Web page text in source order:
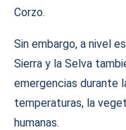
Corzo.
Sin embargo, a nivel
Sierra y la Selva
emergencias durante
temperaturas, la
humanas.